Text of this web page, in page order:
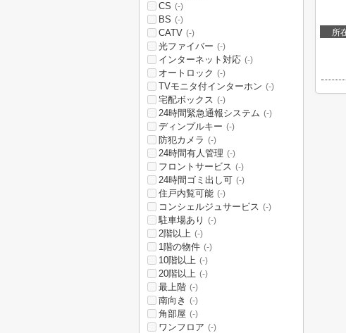
所
CS (-)
BS (-)
CATV (-)
光ファイバー (-)
インターネット対応 (-)
オートロック (-)
TVモニタ付インターホン (-)
宅配ボックス (-)
24時間緊急通報システム (-)
ディンプルキー (-)
防犯カメラ (-)
24時間有人管理 (-)
フロントサービス (-)
24時間ゴミ出し可 (-)
住戸内覧可能 (-)
コンシェルジュサービス (-)
駐車場あり (-)
2階以上 (-)
1階の物件 (-)
10階以上 (-)
20階以上 (-)
最上階 (-)
南向き (-)
角部屋 (-)
ワンフロア (-)